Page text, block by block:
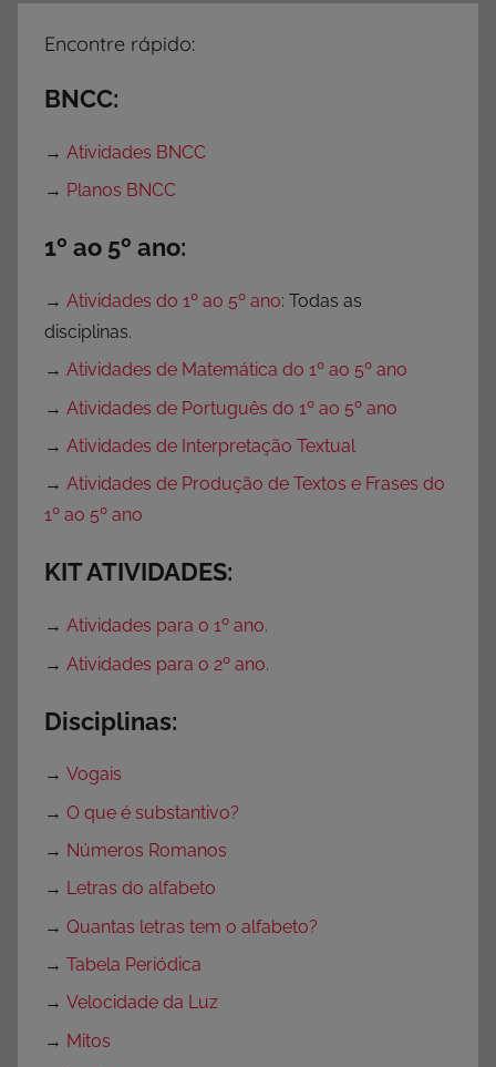
i
h
Encontre rápido:
BNCC:
→ Atividades BNCC
→ Planos BNCC
1º ao 5º ano:
→ Atividades do 1º ao 5º ano: Todas as
disciplinas.
→ Atividades de Matemática do 1º ao 5º ano
→ Atividades de Português do 1º ao 5º ano
→ Atividades de Interpretação Textual
→ Atividades de Produção de Textos e Frases do
1º ao 5º ano
KIT ATIVIDADES:
→ Atividades para o 1º ano.
→ Atividades para o 2º ano.
Disciplinas:
→ Vogais
→ O que é substantivo?
→ Números Romanos
→ Letras do alfabeto
→ Quantas letras tem o alfabeto?
→ Tabela Periódica
→ Velocidade da Luz
→ Mitos